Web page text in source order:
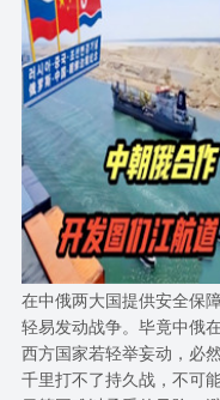
在中俄两大国提供安全保
轻易发动战争。毕竟中俄
西方国家若轻举妄动，必
千里打不了持久战，不可